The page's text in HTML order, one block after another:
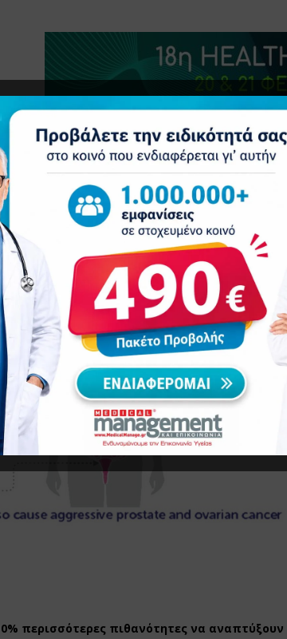
Δελτία Τύπου Προβολή Ιατρού
περισσότερες πιθανότητες να αναπτύξουν